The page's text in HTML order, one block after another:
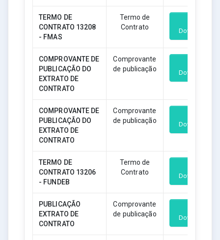
TERMO DE
CONTRATO 13208
- FMAS
Termo de
Contrato
Download
COMPROVANTE DE
PUBLICAÇÃO DO
EXTRATO DE
CONTRATO
Comprovante
de publicação
Download
COMPROVANTE DE
PUBLICAÇÃO DO
EXTRATO DE
CONTRATO
Comprovante
de publicação
Download
TERMO DE
CONTRATO 13206
- FUNDEB
Termo de
Contrato
Download
PUBLICAÇÃO
EXTRATO DE
CONTRATO
Comprovante
de publicação
Download